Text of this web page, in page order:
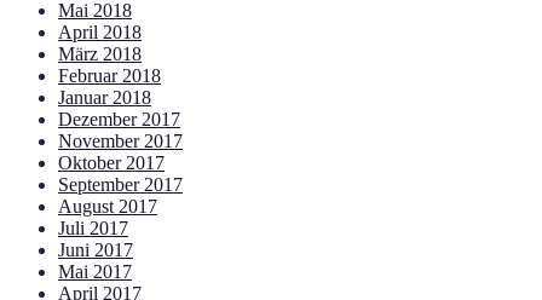
Mai 2018
April 2018
März 2018
Februar 2018
Januar 2018
Dezember 2017
November 2017
Oktober 2017
September 2017
August 2017
Juli 2017
Juni 2017
Mai 2017
April 2017